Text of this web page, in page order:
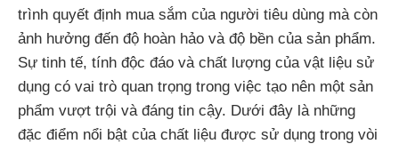
trình quyết định mua sắm của người tiêu dùng mà còn
ảnh hưởng đến độ hoàn hảo và độ bền của sản phẩm.
Sự tinh tế, tính độc đáo và chất lượng của vật liệu sử
dụng có vai trò quan trọng trong việc tạo nên một sản
phẩm vượt trội và đáng tin cậy. Dưới đây là những
đặc điểm nổi bật của chất liệu được sử dụng trong vòi